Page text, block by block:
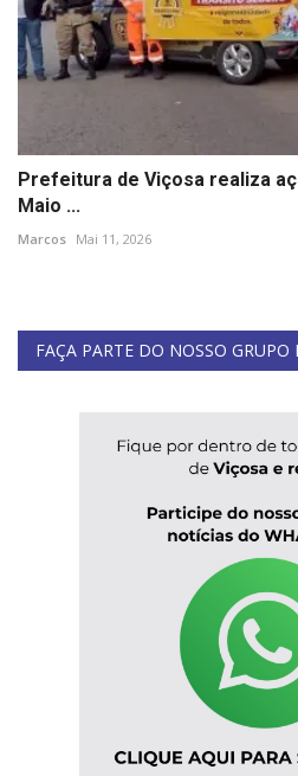
Prefeitura de Viçosa realiza
Maio ...
Marcos Mai 11, 2026
FAÇA PARTE DO NOSSO GRUPO